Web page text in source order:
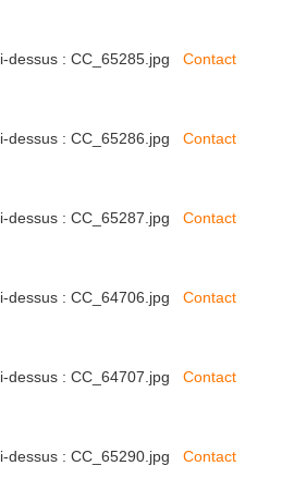
dessus : CC_65285.jpg Contact
dessus : CC_65286.jpg Contact
dessus : CC_65287.jpg Contact
dessus : CC_64706.jpg Contact
dessus : CC_64707.jpg Contact
dessus : CC_65290.jpg Contact